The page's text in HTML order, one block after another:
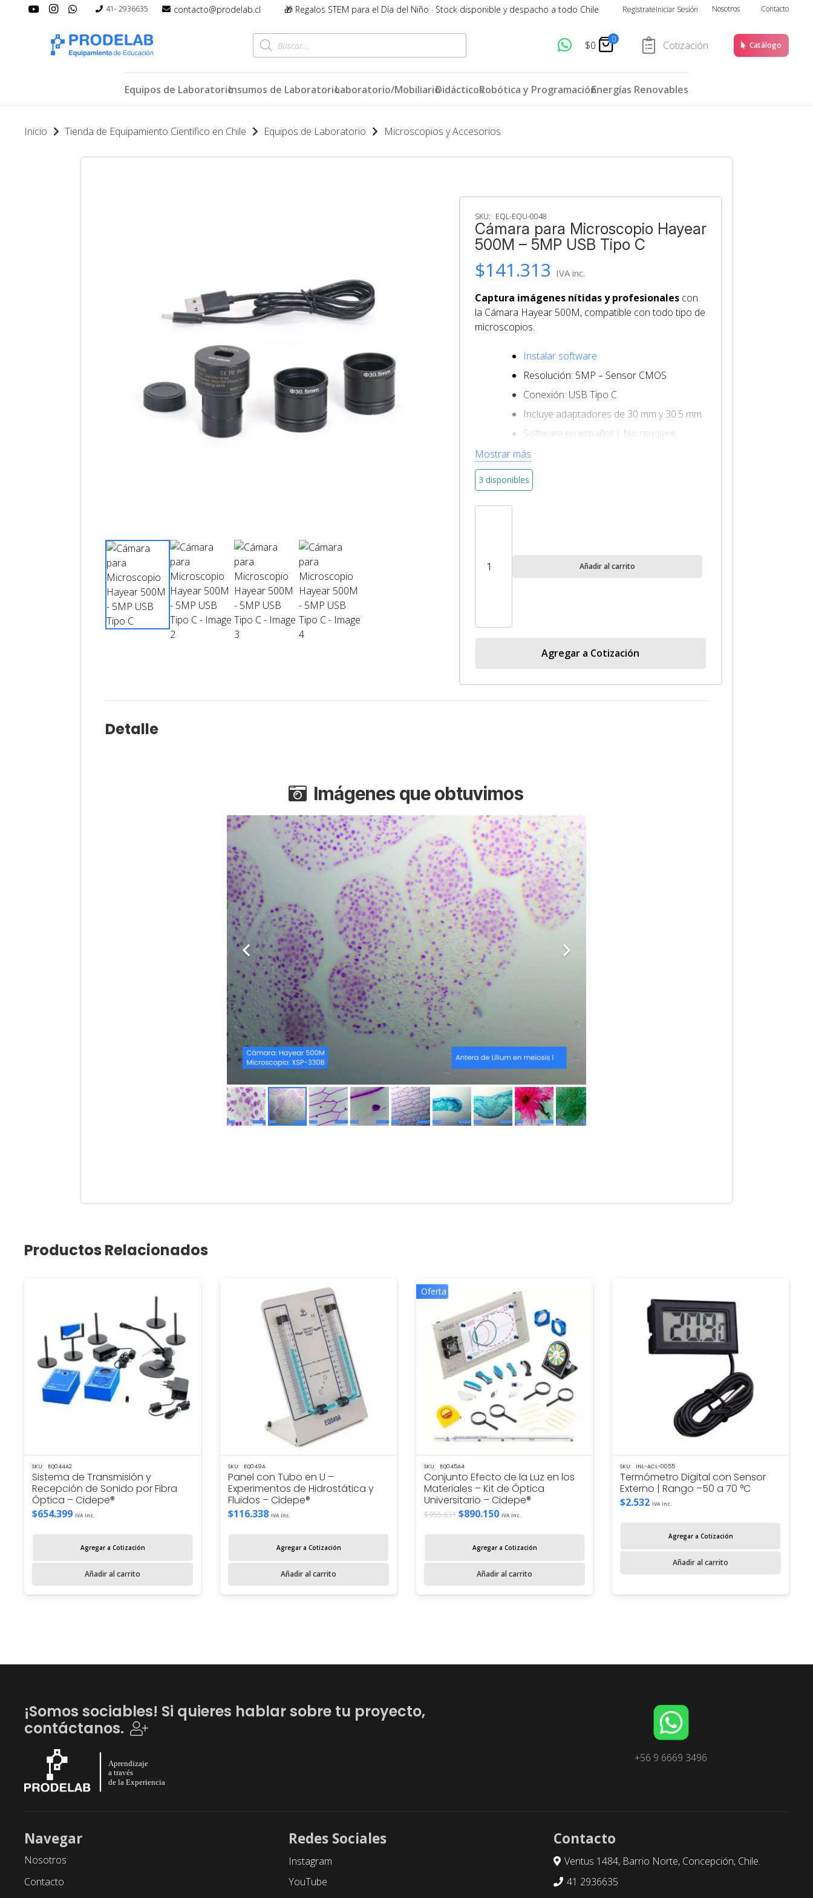
41- 2936635 contacto@prodelab.cl 🎁 Regalos STEM para el Día del Niño · Stock disponible y despacho a todo Chile RegistrateIniciar Sesión Nosotros Contacto
Búsqueda
de
productos
$0 0 Cotización Catálogo
Equipos de LaboratorioInsumos de LaboratorioLaboratorio/MobiliarioDidácticosRobótica y ProgramaciónEnergías Renovables
Inicio Tienda de Equipamiento Científico en Chile Equipos de Laboratorio Microscopios y Accesorios
SKU: EQL-EQU-0048
Cámara para Microscopio Hayear
500M – 5MP USB Tipo C
$141.313 IVA inc.
Captura imágenes nítidas y profesionalescon
la Cámara Hayear 500M, compatible con todo tipo de
microscopios.
Instalar software
Resolución: 5MP – Sensor CMOS
Conexión: USB Tipo C
Incluye adaptadores de 30 mm y 30.5 mm
Software en español | No requiere
controladores
Mostrar más
3 disponibles
500M
Tipo
Añadir al carrito
Agregar a Cotización
Detalle
Imágenes que obtuvimos
Productos Relacionados
SKU: EQ044A2
Sistema de Transmisión y
Recepción de Sonido por Fibra
Óptica – Cidepe®
$654.399 IVA inc.
Agregar a Cotización
Añadir al carrito
SKU: EQ049A
Panel con Tubo en U –
Experimentos de Hidrostática y
Fluidos – Cidepe®
$116.338 IVA inc.
Agregar a Cotización
Añadir al carrito
Oferta
SKU: EQ045A4
Conjunto Efecto de la Luz en los
Materiales – Kit de Óptica
Universitario – Cidepe®
$955.631 El
original
$955.631.
$890.150El
actual
$890.150.
IVA inc.
Agregar a Cotización
Añadir al carrito
SKU: INL-ACL-0055
Termómetro Digital con Sensor
Externo | Rango –50 a 70 °C
$2.532 IVA inc.
Agregar a Cotización
Añadir al carrito
¡Somos sociables! Si quieres hablar sobre tu proyecto,
contáctanos.
+56 9 6669 3496
Navegar
Nosotros
Contacto
Redes Sociales
Instagram
YouTube
Contacto
Ventus 1484, Barrio Norte, Concepción, Chile.
41 2936635